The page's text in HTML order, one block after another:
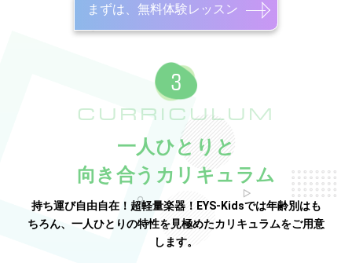
まずは、無料体験レッスン
CURRICULUM
一人ひとりと
向き合うカリキュラム
持ち運び自由自在！超軽量楽器！EYS-Kidsでは年齢別はも
ちろん、一人ひとりの特性を見極めたカリキュラムをご用意
します。